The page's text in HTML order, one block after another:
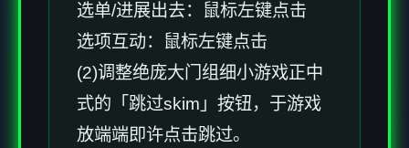
选单/进展出去：鼠标左键点击
选项互动：鼠标左键点击
(2)调整绝庞大门组细小游戏正中
式的「跳过skim」按钮，于游戏
放端端即许点击跳过。